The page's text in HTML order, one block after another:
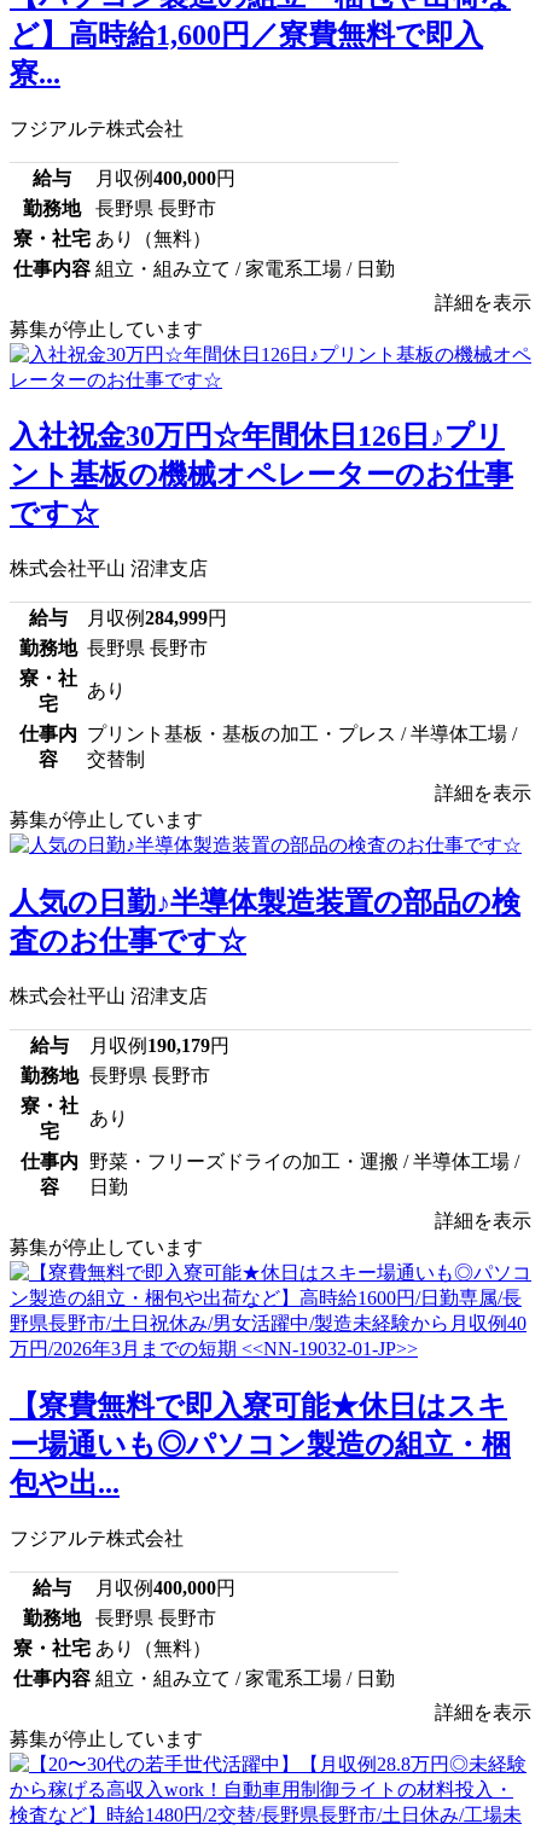
ど】高時給1,600円／寮費無料で即入
寮...
フジアルテ株式会社
給与 月収例400,000円
勤務地
長野県 長野市
寮・社宅 あり（無料）
仕事内容 組立・組み立て / 家電系工場 / 日勤
詳細を表示
募集が停止しています
入社祝金30万円☆年間休日126日♪プリ
ント基板の機械オペレーターのお仕事
です☆
株式会社平山 沼津支店
給与 月収例284,999円
勤務地 長野県 長野市
寮・社
宅
あり
仕事内
容
プリント基板・基板の加工・プレス / 半導体工場 /
交替制
詳細を表示
募集が停止しています
人気の日勤♪半導体製造装置の部品の検
査のお仕事です☆
株式会社平山 沼津支店
給与 月収例 190,179円
勤務地 長野県 長野市
寮・社
宅
あり
仕事内
容
野菜・フリーズドライの加工・運搬 / 半導体工場 /
日勤
詳細を表示
募集が停止しています
【寮費無料で即入寮可能★休日はスキ
ー場通いも◎パソコン製造の組立・梱
包や出...
フジアルテ株式会社
給与 月収例400,000円
勤務地
長野県 長野市
寮・社宅 あり（無料）
仕事内容 組立・組み立て / 家電系工場 / 日勤
詳細を表示
募集が停止しています